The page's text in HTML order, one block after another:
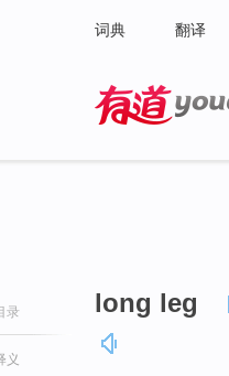
词典 翻译
录
义
long leg